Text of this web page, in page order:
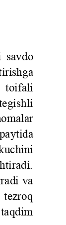
Jurnal Yordamchisi